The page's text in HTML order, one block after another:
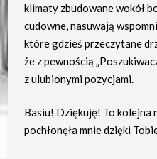
klimaty zbudowane wokół
cudowne, nasuwają
które gdzieś przeczytane
że z pewnością
z ulubionymi pozycjami.
Basiu! Dziękuję! To kolejna
pochłonęła mnie dzięki